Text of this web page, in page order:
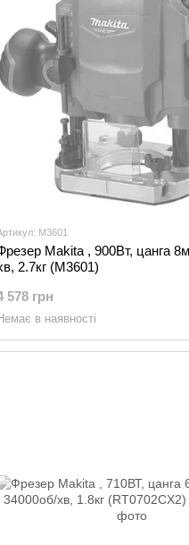
M3601
Makita , 900Вт, цанга
2.7кг (M3601)
578 грн
в наявності